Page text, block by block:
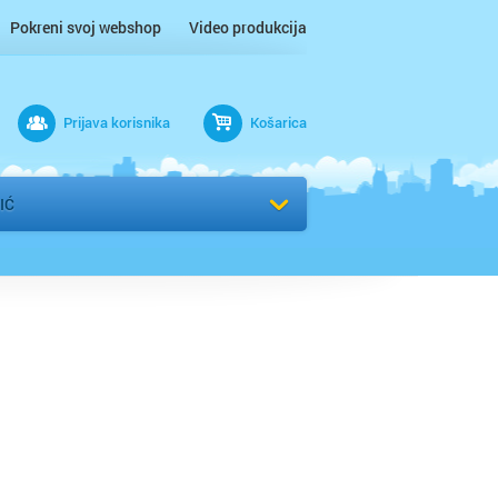
Pokreni svoj webshop Video produkcija
Prijava korisnika Košarica